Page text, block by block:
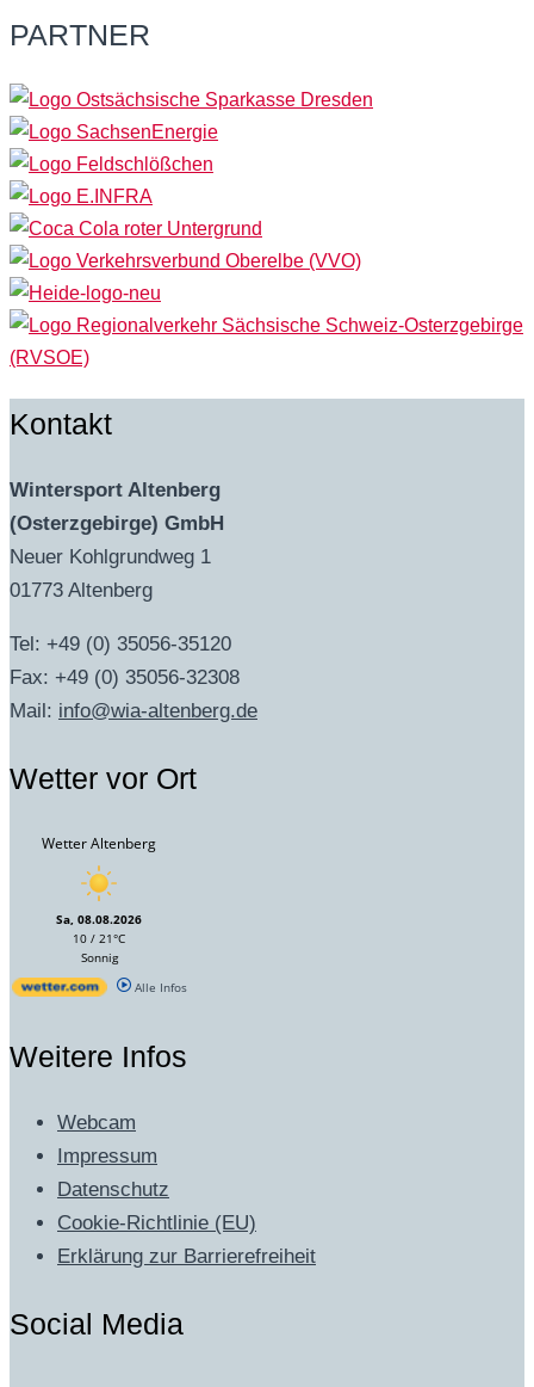
PARTNER
Kontakt
Wintersport Altenberg
(Osterzgebirge) GmbH
Neuer Kohlgrundweg 1
01773 Altenberg
Tel: +49 (0) 35056-35120
Fax: +49 (0) 35056-32308
Mail: info@wia-altenberg.de
Wetter vor Ort
Wetter Altenberg
Sa, 08.08.2026
10 / 21°C
Sonnig
Alle Infos
Weitere Infos
Webcam
Impressum
Datenschutz
Cookie-Richtlinie (EU)
Erklärung zur Barrierefreiheit
Social Media